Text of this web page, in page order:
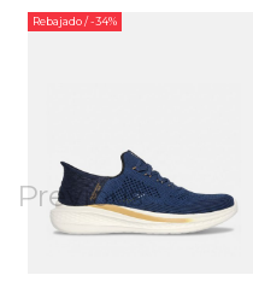
Previous
Rebajado/ -34%